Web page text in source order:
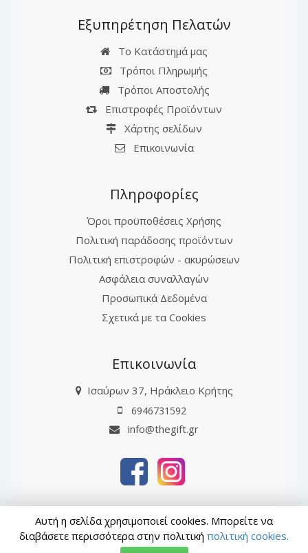
Εξυπηρέτηση Πελατών
Το Κατάστημά μας
Τρόποι Πληρωμής
Τρόποι Αποστολής
Επιστροφές Προϊόντων
Χάρτης σελίδων
Επικοινωνία
Πληροφορίες
Όροι προϋποθέσεις Χρήσης
Πολιτική παράδοσης προϊόντων
Πολιτική επιστροφών - ακυρώσεων
Ασφάλεια συναλλαγών
Προσωπικά Δεδομένα
Σχετικά με τα Cookies
Επικοινωνία
Ισαύρων 37, Ηράκλειο Κρήτης
6946731592
info@thegift.gr
thegift.gr © 2026
Τελευταία ενημέρωση : 08-08-2026 20:32
Αυτή η σελίδα χρησιμοποιεί cookies. Μπορείτε να
διαβάσετε περισσότερα στην πολιτική πολιτική cookies.